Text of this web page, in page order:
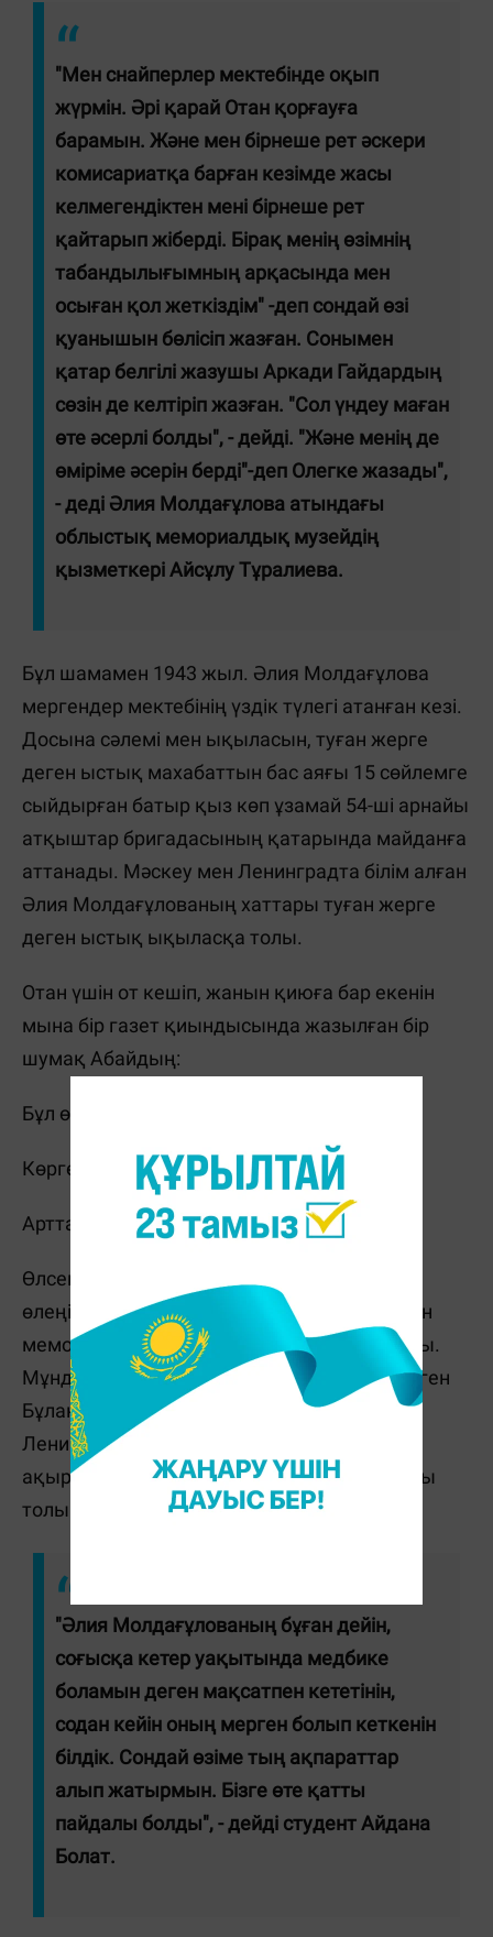
"Мен снайперлер мектебінде оқып
жүрмін. Әрі қарай Отан қорғауға
барамын. Және мен бірнеше рет әскери
комисариатқа барған кезімде жасы
келмегендіктен мені бірнеше рет
қайтарып жіберді. Бірақ менің өзімнің
табандылығымның арқасында мен
осыған қол жеткіздім" -деп сондай өзі
қуанышын бөлісіп жазған. Сонымен
қатар белгілі жазушы Аркади Гайдардың
сөзін де келтіріп жазған. "Сол үндеу маған
өте әсерлі болды", - дейді. "Және менің де
өміріме әсерін берді"-деп Олегке жазады",
- деді Әлия Молдағұлова атындағы
облыстық мемориалдық музейдің
қызметкері Айсұлу Тұралиева.
Бұл шамамен 1943 жыл. Әлия Молдағұлова
мергендер мектебінің үздік түлегі атанған кезі.
Досына сәлемі мен ықыласын, туған жерге
деген ыстық махабаттын бас аяғы 15 сөйлемге
сыйдырған батыр қыз көп ұзамай 54-ші арнайы
атқыштар бригадасының қатарында майданға
аттанады. Мәскеу мен Ленинградта білім алған
Әлия Молдағұлованың хаттары туған жерге
деген ыстық ықыласқа толы.
Отан үшін от кешіп, жанын қиюға бар екенін
мына бір газет қиындысында жазылған бір
шумақ Абайдың:
Бұл өмірдің қызығы махаббатпен
Көрге кірсең үлгілі жақсы атақпен
Арттағыға сөзің мен ісің қалса
Өлсеңде өлмегенге боласың тең - деген
өлеңімен жеткізген. Батырдың хаттарымен
мемориалдық мұражайда танысуға болады.
Мұнда Әлия Молдағұлованың дүниеге келген
Бұлақ ауылынан бастап қоршауда қалған
Ленинград, Казачиха ауылы маңындағы
ақырғы шайқасы сияқты өмір жолы туралы
толық мағлұмат алуға болады.
"Әлия Молдағұлованың бұған дейін,
соғысқа кетер уақытында медбике
боламын деген мақсатпен кететінін,
содан кейін оның мерген болып кеткенін
білдік. Сондай өзіме тың ақпараттар
алып жатырмын. Бізге өте қатты
пайдалы болды", - дейді студент Айдана
Болат.